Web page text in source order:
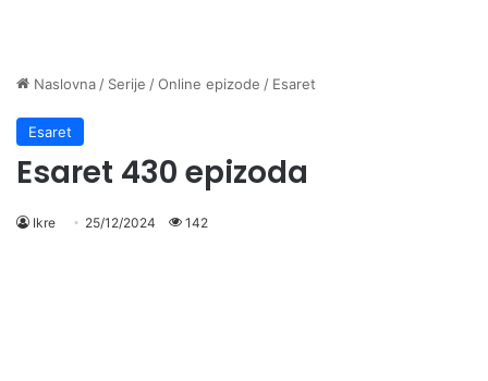
Naslovna / Serije /Online epizode / Esaret
Esaret
Esaret 430 epizoda
Ikre 25/12/2024 142